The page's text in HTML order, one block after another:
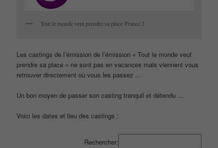
Tout le monde veut prendre sa place France 2
Les castings de l’émission de l’émission « Tout le monde veut
prendre sa place » ne sont pas en vacances mais viennent vous
retrouver directement où vous les passez …
Un bon moyen de passer son casting tranquil et détendu …
Voici les dates et lieu des castings :
Rechercher: